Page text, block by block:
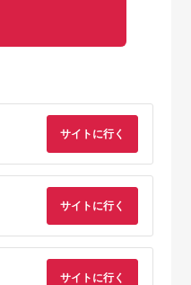
サイトに行く
サイトに行く
サイトに行く